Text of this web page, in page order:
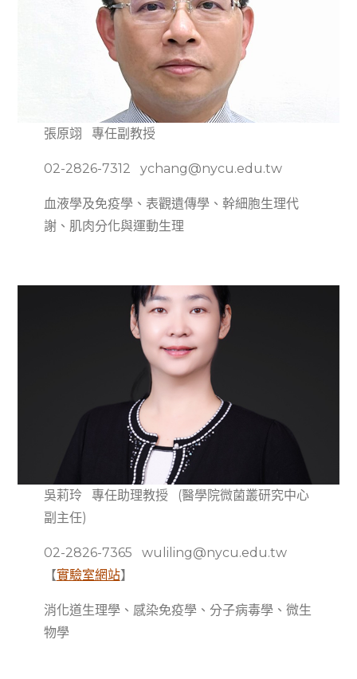
張原翊 專任副教授
02-2826-7312 ychang@nycu.edu.tw
血液學及免疫學、表觀遺傳學、幹細胞生理代
謝、肌肉分化與運動生理
吳莉玲 專任助理教授 (醫學院微菌叢研究中心
副主任)
02-2826-7365 wuliling@nycu.edu.tw
【實驗室網站】
消化道生理學、感染免疫學、分子病毒學、微生
物學